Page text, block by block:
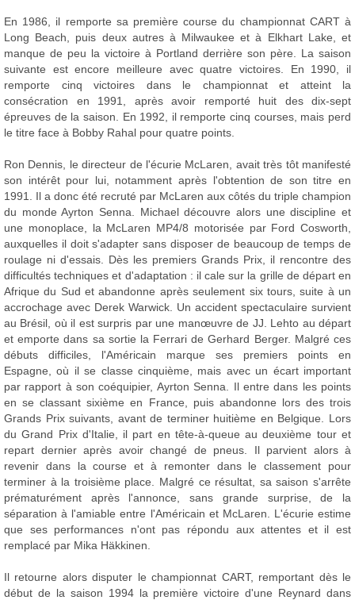
En 1986, il remporte sa première course du championnat CART à
Long Beach, puis deux autres à Milwaukee et à Elkhart Lake, et
manque de peu la victoire à Portland derrière son père. La saison
suivante est encore meilleure avec quatre victoires. En 1990, il
remporte cinq victoires dans le championnat et atteint la
consécration en 1991, après avoir remporté huit des dix-sept
épreuves de la saison. En 1992, il remporte cinq courses, mais perd
le titre face à Bobby Rahal pour quatre points.
Ron Dennis, le directeur de l'écurie McLaren, avait très tôt manifesté
son intérêt pour lui, notamment après l'obtention de son titre en
1991. Il a donc été recruté par McLaren aux côtés du triple champion
du monde Ayrton Senna. Michael découvre alors une discipline et
une monoplace, la McLaren MP4/8 motorisée par Ford Cosworth,
auxquelles il doit s'adapter sans disposer de beaucoup de temps de
roulage ni d'essais. Dès les premiers Grands Prix, il rencontre des
difficultés techniques et d'adaptation : il cale sur la grille de départ en
Afrique du Sud et abandonne après seulement six tours, suite à un
accrochage avec Derek Warwick. Un accident spectaculaire survient
au Brésil, où il est surpris par une manœuvre de JJ. Lehto au départ
et emporte dans sa sortie la Ferrari de Gerhard Berger. Malgré ces
débuts difficiles, l'Américain marque ses premiers points en
Espagne, où il se classe cinquième, mais avec un écart important
par rapport à son coéquipier, Ayrton Senna. Il entre dans les points
en se classant sixième en France, puis abandonne lors des trois
Grands Prix suivants, avant de terminer huitième en Belgique. Lors
du Grand Prix d'Italie, il part en tête-à-queue au deuxième tour et
repart dernier après avoir changé de pneus. Il parvient alors à
revenir dans la course et à remonter dans le classement pour
terminer à la troisième place. Malgré ce résultat, sa saison s'arrête
prématurément après l'annonce, sans grande surprise, de la
séparation à l'amiable entre l'Américain et McLaren. L'écurie estime
que ses performances n'ont pas répondu aux attentes et il est
remplacé par Mika Häkkinen.
Il retourne alors disputer le championnat CART, remportant dès le
début de la saison 1994 la première victoire d'une Reynard dans